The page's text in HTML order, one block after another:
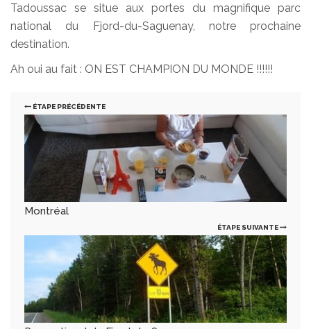
Tadoussac se situe aux portes du magnifique parc
national du Fjord-du-Saguenay, notre prochaine
destination.
Ah oui au fait : ON EST CHAMPION DU MONDE !!!!!!
ÉTAPE PRÉCÉDENTE
Montréal
ÉTAPE SUIVANTE